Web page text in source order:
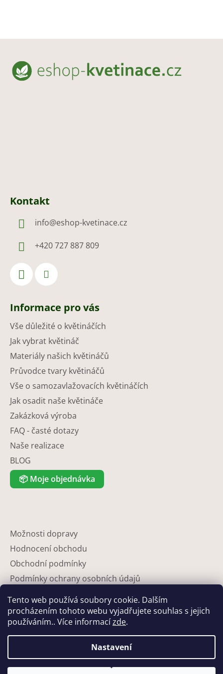
Tento web používá soubory cookie. Dalším
procházením tohoto webu vyjadřujete souhlas s jejich
používáním.. Více informacízde.
Nastavení
Z
Kontakt
info@eshop-kvetinace.cz
+420 727 887 809
Informace pro vás
Vše důležité o květináčích
Jak vybrat květináč
Materiály našich květináčů
Průvodce tvary květináčů
Vše o samozavlažovacích květináčích
Jak osadit naše květináče
Zakázková výroba
FAQ - časté dotazy
Naše realizace
BLOG
📦 Moje objednávka
Možnosti dopravy
Hodnocení obchodu
Obchodní podmínky
Podmínky ochrany osobních údajů
Partneři
Kontakty